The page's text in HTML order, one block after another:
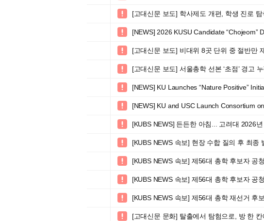
 [고대신문 보도] 학사제도 개편, 학생 진로
 [NEWS] 2026 KUSU Candidate “Chojeom”
 [고대신문 보도] 비대위 8곳 단위 중 절반만
 [고대신문 보도] 서울총학 선본 ‘초점’ 경고
 [NEWS] KU Launches “Nature Positive”
 [NEWS] KU and USC Launch Consortium
 [KUBS NEWS] 든든한 아침... 고려대 2026
 [KUBS NEWS 속보] 현장 수합 질의 후 최종
 [KUBS NEWS 속보] 제56대 총학 후보자 공
 [KUBS NEWS 속보] 제56대 총학 후보자 공
 [KUBS NEWS 속보] 제56대 총학 재선거 후
 [고대신문 문화] 탈출에서 탐험으로, 방 한